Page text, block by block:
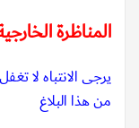
المناظرة
يرجى الانتباه لا
من هذا البلاغ